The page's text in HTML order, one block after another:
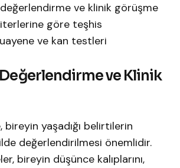
ve klinik görüşme
göre teşhis
ve kan testleri
ve Klinik
bireyin yaşadığı belirtilerin
değerlendirilmesi önemlidir.
bireyin düşünce kalıplarını,